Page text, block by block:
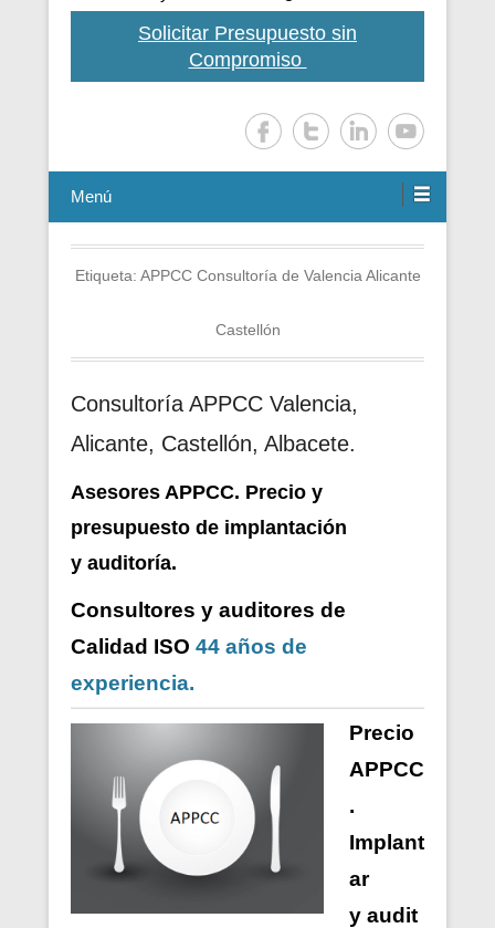
Solicitar Presupuesto sin
Compromiso
Menú
Etiqueta: APPCC Consultoría de Valencia Alicante
Castellón
Consultoría APPCC Valencia,
Alicante, Castellón, Albacete.
Asesores APPCC. Precio y
presupuesto de implantación
y auditoría.
Consultores y auditores de
Calidad ISO 44 años de
experiencia.
Precio
APPCC
.
Implant
ar
y audit